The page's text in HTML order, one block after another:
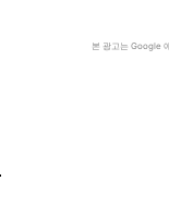
본 광고는 Google